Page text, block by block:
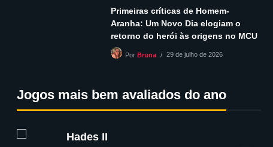
Primeiras críticas de Homem-
Aranha: Um Novo Dia elogiam o
retorno do herói às origens no MCU
PorBruna 29 de julho de 2026
Jogos mais bem avaliados do ano
Hades II